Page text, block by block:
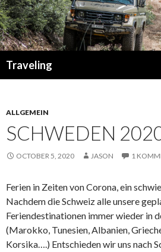
Traveling
ALLGEMEIN
SCHWEDEN
OCTOBER 5, 2020 JASON 1
Ferien in Zeiten von Corona, ein
Nachdem die Schweiz alle unsere
Feriendestinationen immer wieder in
(Marokko, Tunesien, Albanien,
Korsika….) Entschieden wir uns nach